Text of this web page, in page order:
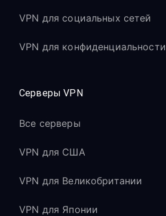
VPN для социальных сетей
VPN для конфиденциальности
Серверы VPN
Все серверы
VPN для США
VPN для Великобритании
VPN для Японии